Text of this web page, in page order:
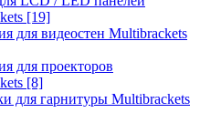
[19]
для видеостен Multibrackets
для проекторов
[8]
для гарнитуры Multibrackets